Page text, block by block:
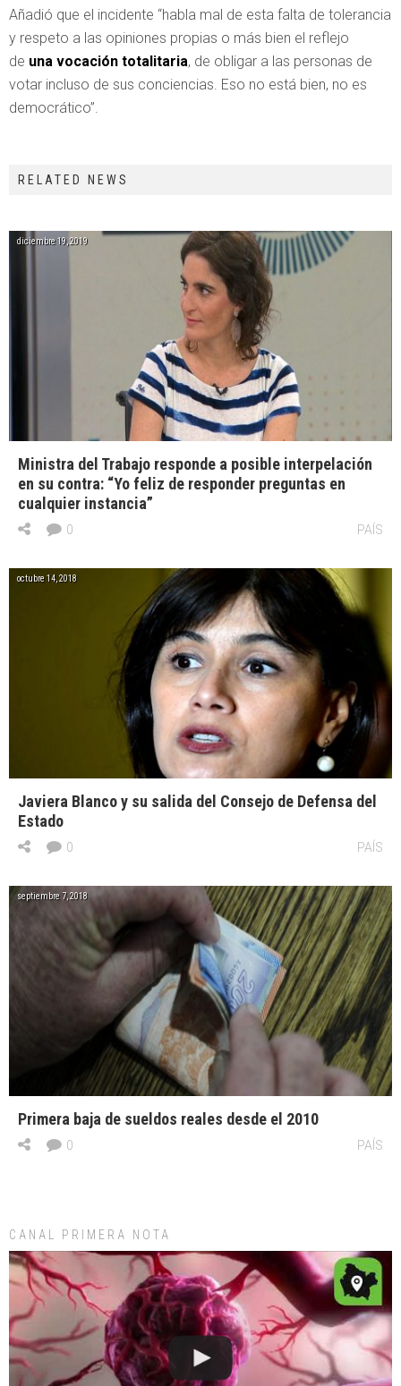
Añadió que el incidente “habla mal de esta falta de tolerancia
y respeto a las opiniones propias o más bien el reflejo
de una vocación totalitaria, de obligar a las personas de
votar incluso de sus conciencias. Eso no está bien, no es
democrático”.
RELATED NEWS
diciembre 19, 2019
Ministra del Trabajo responde a posible interpelación
en su contra: “Yo feliz de responder preguntas en
cualquier instancia”
PAÍS
0
octubre 14, 2018
Javiera Blanco y su salida del Consejo de Defensa del
Estado
PAÍS
0
septiembre 7, 2018
Primera baja de sueldos reales desde el 2010
PAÍS
0
CANAL PRIMERA NOTA